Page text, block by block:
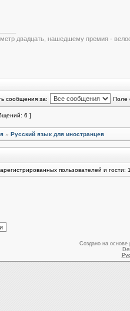
метр двадцать, нашедшему премия -
сообщения за: Поле
6 ]
» Русский язык для иностранцев
пользователей и гости:
Создано на основе